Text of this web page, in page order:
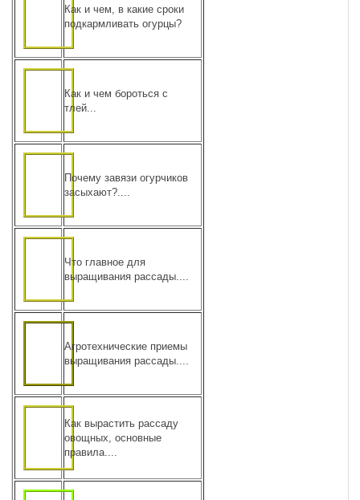
Как и чем, в какие сроки
подкармливать огурцы?
Как и чем бороться с
тлей...
Почему завязи огурчиков
засыхают?....
Что главное для
выращивания рассады....
Агротехнические приемы
выращивания рассады....
Как вырастить рассаду
овощных, основные
правила....